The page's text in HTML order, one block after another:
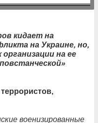
кидает на
на Украине, но,
на ее
военизированные